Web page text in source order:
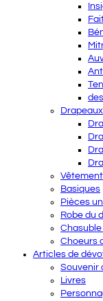
Drapeaux
Basiques
Pièces
Robe du
Choeurs
Articles de
Souvenir
Livres